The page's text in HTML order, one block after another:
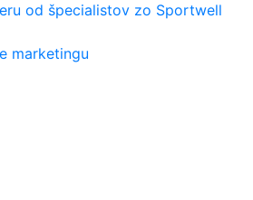
od špecialistov zo Sportwell
marketingu